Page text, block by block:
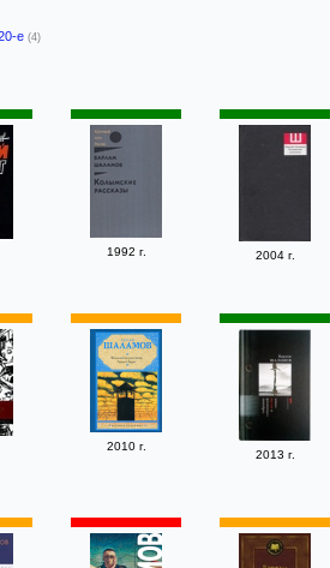
е (4)
1992 г. 2004 г.
2010 г.
2013 г.